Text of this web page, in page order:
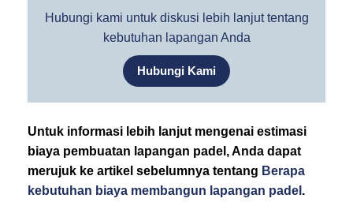
Hubungi kami untuk diskusi lebih lanjut tentang
kebutuhan lapangan Anda
Hubungi Kami
Untuk informasi lebih lanjut mengenai estimasi
biaya pembuatan lapangan padel, Anda dapat
merujuk ke artikel sebelumnya tentang Berapa
kebutuhan biaya membangun lapangan padel .